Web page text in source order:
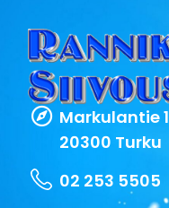
Markulantie 1
20300 Turku
02 253 5505